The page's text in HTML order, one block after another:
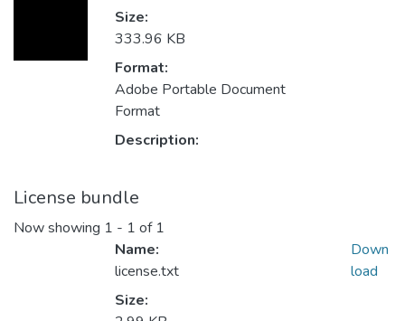
Size:
333.96 KB
Format:
Adobe Portable Document
Format
Description:
License bundle
Now showing 1 - 1 of 1
Name:
license.txt
Size:
Down
load